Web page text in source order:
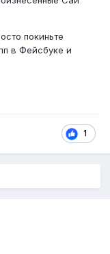
покиньте
в Фейсбуке и
1